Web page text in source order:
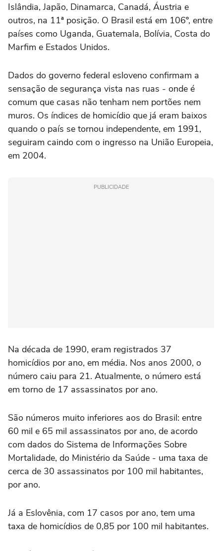
Islândia, Japão, Dinamarca, Canadá, Áustria e
outros, na 11ª posição. O Brasil está em 106º, entre
países como Uganda, Guatemala, Bolívia, Costa do
Marfim e Estados Unidos.
Dados do governo federal esloveno confirmam a
sensação de segurança vista nas ruas - onde é
comum que casas não tenham nem portões nem
muros. Os índices de homicídio que já eram baixos
quando o país se tornou independente, em 1991,
seguiram caindo com o ingresso na União Europeia,
em 2004.
PUBLICIDADE
Na década de 1990, eram registrados 37
homicídios por ano, em média. Nos anos 2000, o
número caiu para 21. Atualmente, o número está
em torno de 17 assassinatos por ano.
São números muito inferiores aos do Brasil: entre
60 mil e 65 mil assassinatos por ano, de acordo
com dados do Sistema de Informações Sobre
Mortalidade, do Ministério da Saúde - uma taxa de
cerca de 30 assassinatos por 100 mil habitantes,
por ano.
Já a Eslovênia, com 17 casos por ano, tem uma
taxa de homicídios de 0,85 por 100 mil habitantes.